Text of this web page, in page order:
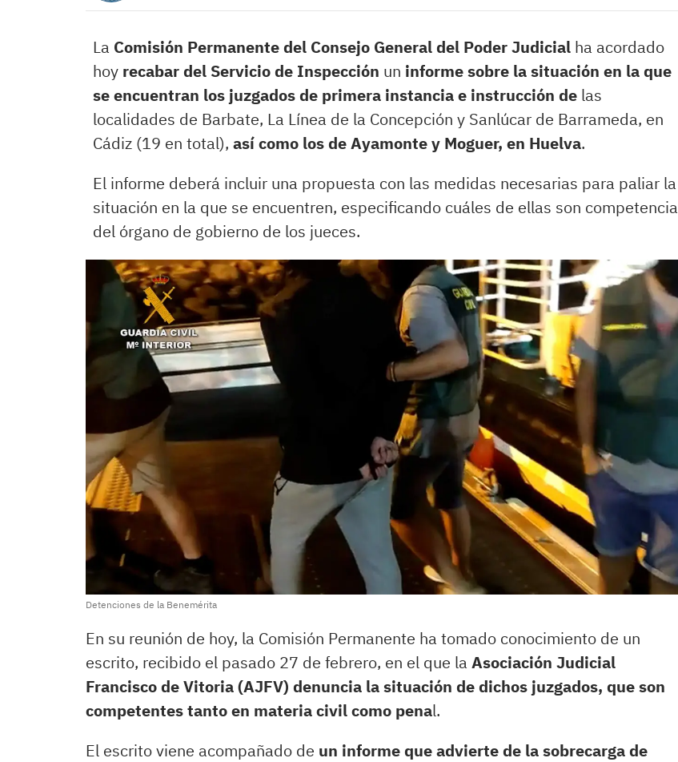
La Comisión Permanente del Consejo General del Poder Judicial ha acordado
hoy recabar del Servicio de Inspección un informe sobre la situación en la que
se encuentran los juzgados de primera instancia e instrucción de las
localidades de Barbate, La Línea de la Concepción y Sanlúcar de Barrameda, en
Cádiz (19 en total),así como los de Ayamonte y Moguer, en Huelva.
El informe deberá incluir una propuesta con las medidas necesarias para paliar la
situación en la que se encuentren, especificando cuáles de ellas son competencia
del órgano de gobierno de los jueces.
Detenciones de la Benemérita
En su reunión de hoy, la Comisión Permanente ha tomado conocimiento de un
escrito, recibido el pasado 27 de febrero, en el que la Asociación Judicial
Francisco de Vitoria (AJFV) denuncia la situación de dichos juzgados, que son
competentes tanto en materia civil como penal.
El escrito viene acompañado de un informe que advierte de la sobrecarga de